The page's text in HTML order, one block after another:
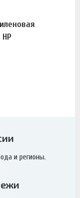
НР
и регионы.